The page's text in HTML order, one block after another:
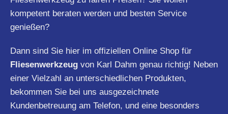
kompetent beraten werden und besten Service
genießen?
Dann sind Sie hier im offiziellen Online Shop für
Fliesenwerkzeug von Karl Dahm genau richtig! Neben
einer Vielzahl an unterschiedlichen Produkten,
bekommen Sie bei uns ausgezeichnete
Kundenbetreuung am Telefon, und eine besonders